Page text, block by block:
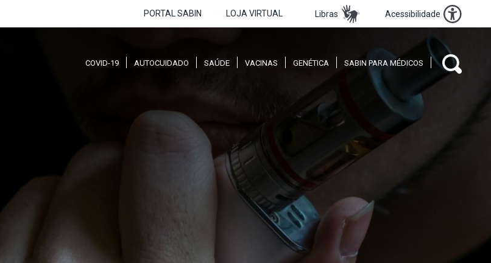
PORTAL SABIN LOJA VIRTUAL Libras Acessibilidade
COVID-19 AUTOCUIDADO SAÚDE VACINAS GENÉTICA SABIN PARA MÉDICOS